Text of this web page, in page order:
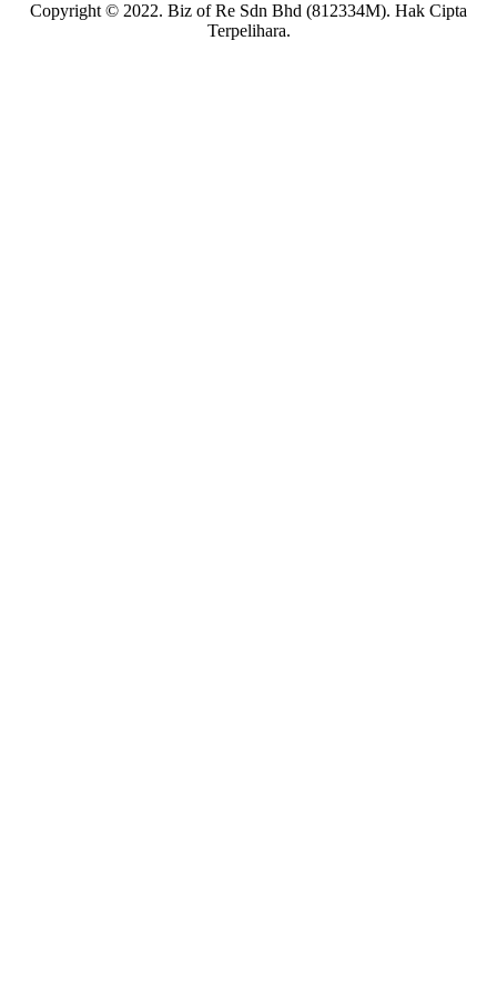
Copyright © 2022. Biz of Re Sdn Bhd (812334M). Hak Cipta
Terpelihara.